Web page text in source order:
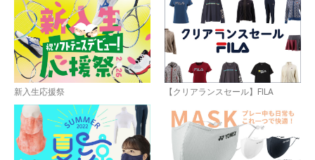
新入生応援祭 【クリアランスセール】FILA